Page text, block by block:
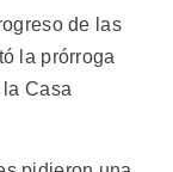
de las
la prórroga
Casa